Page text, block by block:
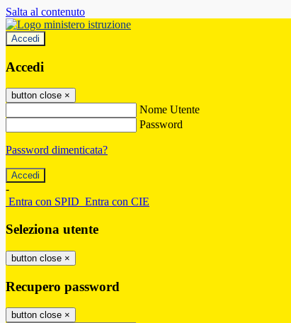
Salta al contenuto
Accedi
Accedi
button close ×
Nome Utente
Password
Password dimenticata?
-
Entra con SPID Entra con CIE
Seleziona utente
button close ×
Recupero password
button close ×